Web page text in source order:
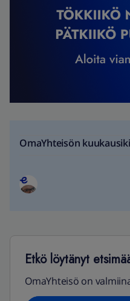
OmaYhteisön
Etkö löytänyt
OmaYhteisö on